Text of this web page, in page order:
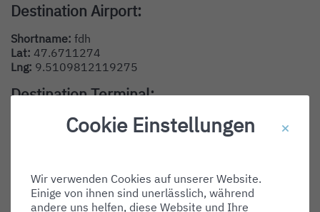
Destination Airport:
Shortname: fdh
Lat: 47.6711274
Lng: 9.5109812119275
Destination Terminal:
Destination Gate:
Shortname:
Type:
Cookie Einstellungen
Wir verwenden Cookies auf unserer Website.
Einige von ihnen sind unerlässlich, während
andere uns helfen, diese Website und Ihre